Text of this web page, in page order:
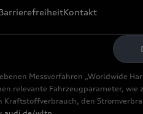
Kontakt
Messverfahren „Worldwide
relevante Fahrzeugparameter, wie
den